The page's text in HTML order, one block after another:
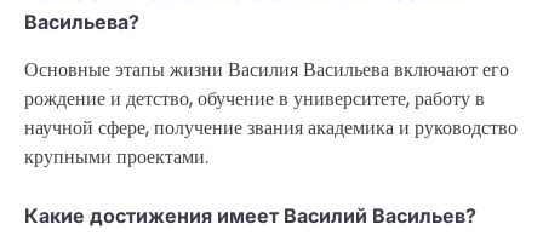
Васильева?
Основные этапы жизни Василия Васильева включают его
рождение и детство, обучение в университете, работу в
научной сфере, получение звания академика и руководство
крупными проектами.
Какие достижения имеет Василий Васильев?